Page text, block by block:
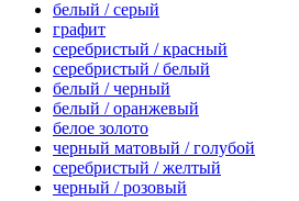
белый / серый
графит
серебристый / красный
серебристый / белый
белый / черный
белый / оранжевый
белое золото
черный матовый / голубой
серебристый / желтый
черный / розовый